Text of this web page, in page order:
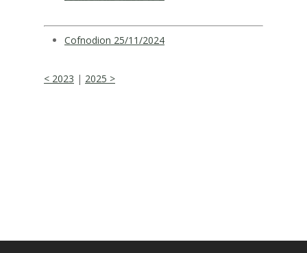
Cofnodion 25/11/2024
< 2023 | 2025 >